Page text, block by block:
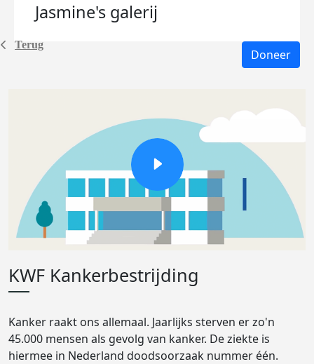
Terug
Jasmine's galerij
Doneer
KWF Kankerbestrijding
Kanker raakt ons allemaal. Jaarlijks sterven er zo'n
45.000 mensen als gevolg van kanker. De ziekte is
hiermee in Nederland doodsoorzaak nummer één.